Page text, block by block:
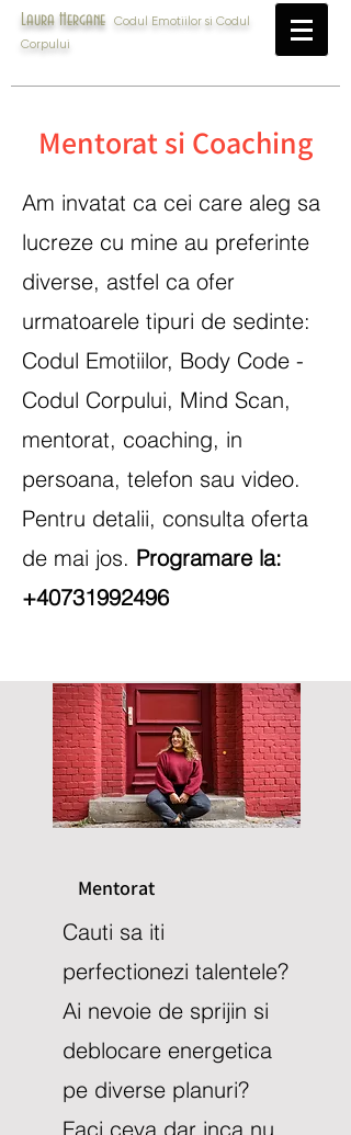
Laura Hergane
Codul Emotiilor si Codul
Corpului
Mentorat si Coaching
Am invatat ca cei care aleg sa
lucreze cu mine au preferinte
diverse, astfel ca ofer
urmatoarele tipuri de sedinte:
Codul Emotiilor, Body Code -
Codul Corpului, Mind Scan,
mentorat, coaching, in
persoana, telefon sau video.
Pentru detalii, consulta oferta
de mai jos. Programare la:
+40731992496
Mentorat
Cauti sa iti
perfectionezi talentele?
Ai nevoie de sprijin si
deblocare energetica
pe diverse planuri?
Faci ceva dar inca nu